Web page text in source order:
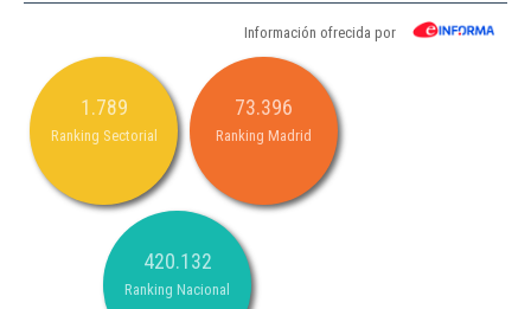
Información ofrecida por
1.789
Ranking Sectorial
73.396
Ranking Madrid
420.132
Ranking Nacional